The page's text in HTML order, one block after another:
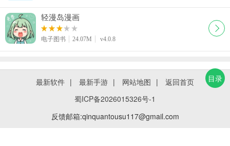
轻漫岛漫画
电子图书 24.07M v4.0.8
最新软件 | 最新手游 | 网站地图 |
返回首页
蜀ICP备2026015326号-1
反馈邮箱:qinquantousu117@gmail.com
目录